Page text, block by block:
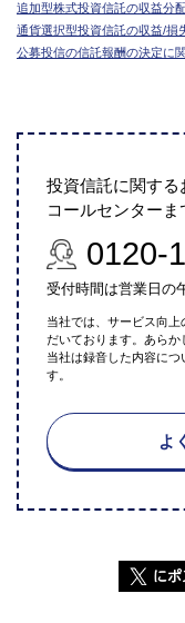
追加型株式投資信託の収益分
通貨選択型投資信託の収益/損
公募投信の信託報酬の決定に
投資信託に関する
コールセンター
0120-
受付時間は営業日の
当社では、サービス向
だいております。あらか
当社は録音した内容に
す。
よ